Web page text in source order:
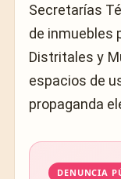
Secretarías
de inmuebles
Distritales y
espacios de
propaganda
DENUNCIA